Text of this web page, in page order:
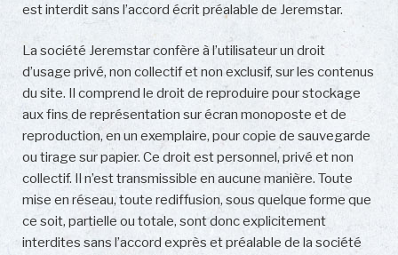
est interdit sans l’accord écrit préalable de Jeremstar.
La société Jeremstar confère à l’utilisateur un droit
d’usage privé, non collectif et non exclusif, sur les contenus
du site. Il comprend le droit de reproduire pour stockage
aux fins de représentation sur écran monoposte et de
reproduction, en un exemplaire, pour copie de sauvegarde
ou tirage sur papier. Ce droit est personnel, privé et non
collectif. Il n’est transmissible en aucune manière. Toute
mise en réseau, toute rediffusion, sous quelque forme que
ce soit, partielle ou totale, sont donc explicitement
interdites sans l’accord exprès et préalable de la société